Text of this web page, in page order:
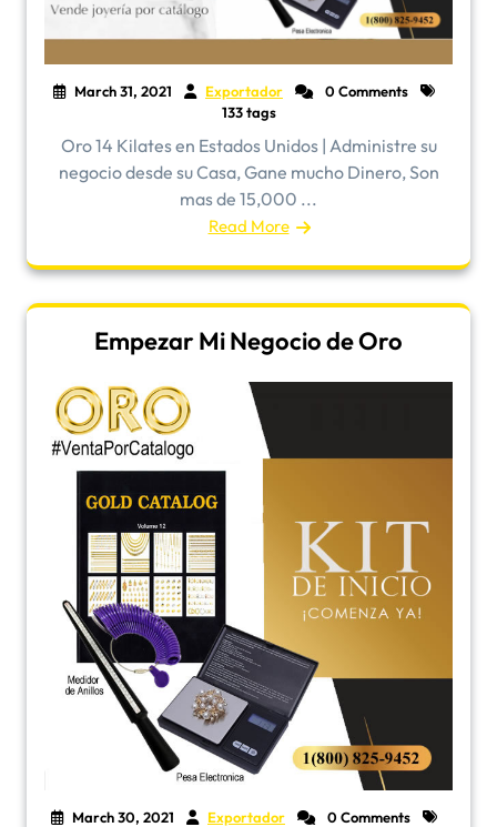
March 31, 2021 Exportador
0 Comments
133 tags
Oro 14 Kilates en Estados Unidos | Administre su
negocio desde su Casa, Gane mucho Dinero, Son
mas de 15,000 ...
Read More
Empezar Mi Negocio de Oro
March 30, 2021 Exportador 0 Comments